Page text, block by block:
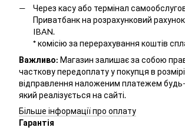
Через касу або термінал
Приватбанк на розрахунковий
IBAN.
*комісію за перерахування коштів
Важливо: Магазин залишає за собою
часткову передоплату у покупця в розмірі
відправлення наложеним платежем будь-
який реалізується на сайті.
Більше інформації про оплату
Гарантія